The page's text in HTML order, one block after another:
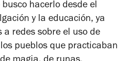
hacerlo desde el
y la educación, ya
a redes sobre el uso de
pueblos que practicaban